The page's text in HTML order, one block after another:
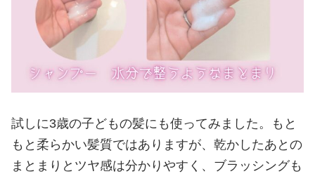
試しに3歳の子どもの髪にも使ってみました。もと
もと柔らかい髪質ではありますが、乾かしたあとの
まとまりとツヤ感は分かりやすく、ブラッシングも